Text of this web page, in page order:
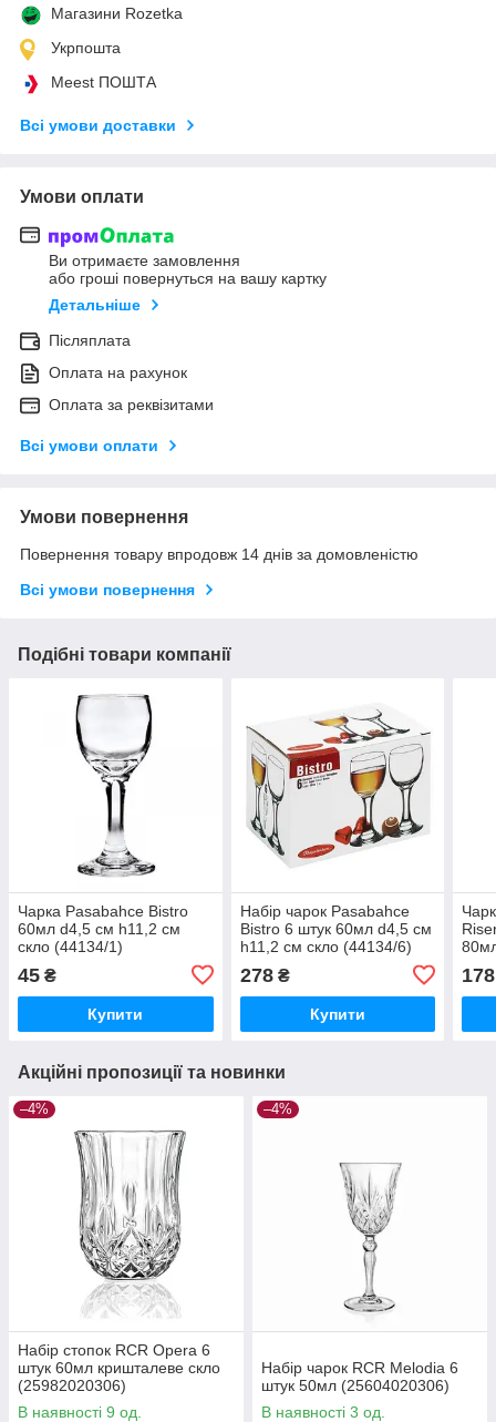
Магазини Rozetka
Укрпошта
Meest ПОШТА
Всі умови доставки
Умови оплати
Ви отримаєте замовлення
або гроші повернуться на вашу картку
Детальніше
Післяплата
Оплата на рахунок
Оплата за реквізитами
Всі умови оплати
Умови повернення
Повернення товару впродовж 14 днів за домовленістю
Всі умови повернення
Подібні товари компанії
Чарка Pasabahce Bistro
60мл d4,5 см h11,2 см
скло (44134/1)
45 ₴
Купити
Набір чарок Pasabahce
Bistro 6 штук 60мл d4,5 см
h11,2 см скло (44134/6)
278₴
Купити
178
Акційні пропозиції та новинки
–4%
Набір стопок RCR Opera 6
штук 60мл кришталеве скло
(25982020306)
В наявності 9 од.
–4%
Набір чарок RCR Melodia 6
штук 50мл (25604020306)
В наявності 3 од.